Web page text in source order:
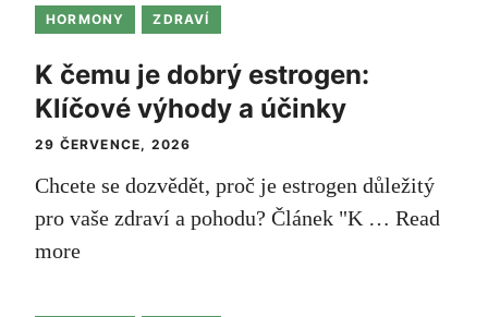
HORMONY ZDRAVÍ
K čemu je dobrý estrogen:
Klíčové výhody a účinky
29 ČERVENCE, 2026
Chcete se dozvědět, proč je estrogen důležitý
pro vaše zdraví a pohodu? Článek "K … Read
more